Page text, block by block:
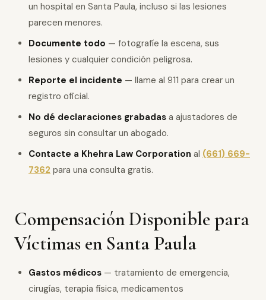
un hospital en Santa Paula, incluso si las lesiones
parecen menores.
Documente todo — fotografíe la escena, sus
lesiones y cualquier condición peligrosa.
Reporte el incidente — llame al 911 para crear un
registro oficial.
No dé declaraciones grabadas a ajustadores de
seguros sin consultar un abogado.
Contacte a Khehra Law Corporation al (661) 669-
7362 para una consulta gratis.
Compensación Disponible para
Víctimas en Santa Paula
Gastos médicos — tratamiento de emergencia,
cirugías, terapia física, medicamentos